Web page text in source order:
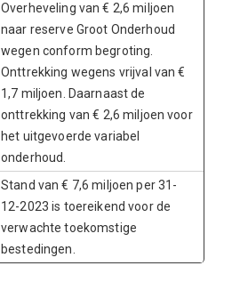
Overheveling van € 2,6 miljoen
naar reserve Groot Onderhoud
wegen conform begroting.
Onttrekking wegens vrijval van €
1,7 miljoen. Daarnaast de
onttrekking van € 2,6 miljoen voor
het uitgevoerde variabel
onderhoud.
Stand van € 7,6 miljoen per 31-
12-2023 is toereikend voor de
verwachte toekomstige
bestedingen.